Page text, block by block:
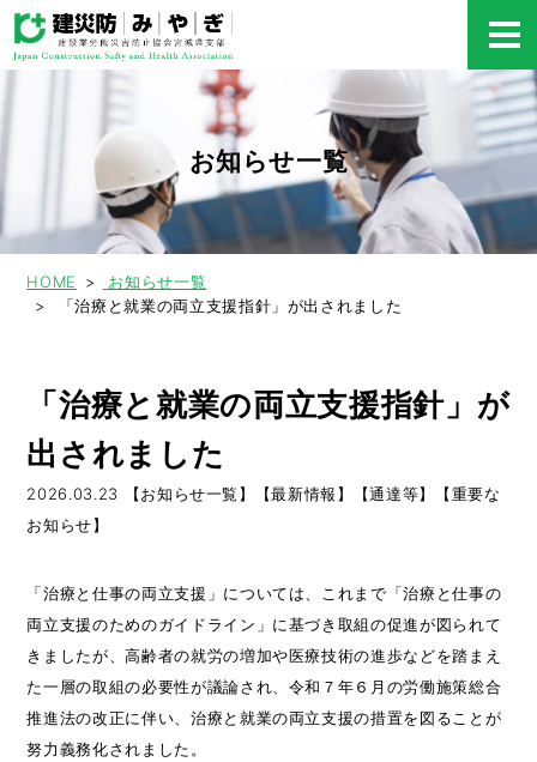
お知らせ一覧
HOME
お知らせ一覧
「治療と就業の両立支援指針」が出されました
「治療と就業の両立支援指針」が
出されました
2026.03.23
【お知らせ一覧】【最新情報】【通達等】【重要な
お知らせ】
「治療と仕事の両立支援」については、これまで「治療と仕事の
両立支援のためのガイドライン」に基づき取組の促進が図られて
きましたが、高齢者の就労の増加や医療技術の進歩などを踏まえ
た一層の取組の必要性が議論され、令和７年６月の労働施策総合
推進法の改正に伴い、治療と就業の両立支援の措置を図ることが
努力義務化されました。